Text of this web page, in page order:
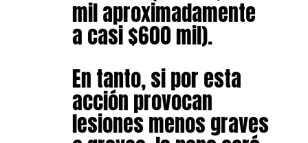
mil aproximadamente
a casi $600 mil).
En tanto, si por esta
acción provocan
lesiones menos graves